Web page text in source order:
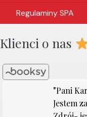
Regulaminy SPA
Klienci o nas
Pani
Jestem